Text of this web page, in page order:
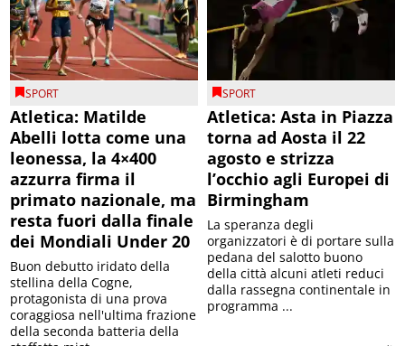
SPORT
Atletica: Matilde
Abelli lotta come una
leonessa, la 4×400
azzurra firma il
primato nazionale, ma
resta fuori dalla finale
dei Mondiali Under 20
Buon debutto iridato della
stellina della Cogne,
protagonista di una prova
coraggiosa nell'ultima frazione
della seconda batteria della
SPORT
Atletica: Asta in Piazza
torna ad Aosta il 22
agosto e strizza
l’occhio agli Europei di
Birmingham
La speranza degli
organizzatori è di portare sulla
pedana del salotto buono
della città alcuni atleti reduci
dalla rassegna continentale in
programma ...